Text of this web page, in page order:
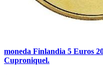
moneda Finlandia 5 Euros
Cuproniquel.